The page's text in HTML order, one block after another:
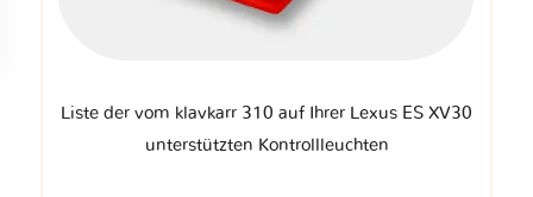
Liste der vom klavkarr 310 auf Ihrer Lexus ES XV30
unterstützten Kontrollleuchten